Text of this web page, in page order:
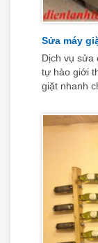
Sửa máy
Dịch vụ sửa
tự hào giới
giặt nhanh
vụ sửa
thoại lên và